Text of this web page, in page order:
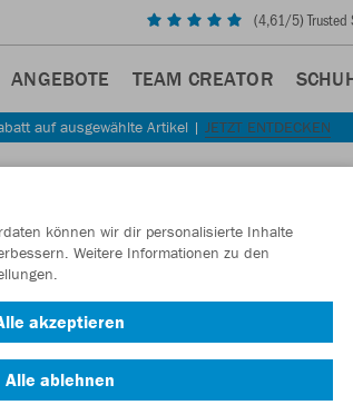
(4,61/5) Trusted
ANGEBOTE TEAM CREATOR
auf ausgewählte Artikel | JETZT ENTDECKEN
JAKO
-
Lust auf 30% Rabatt
können wir dir personalisierte Inhalte
Weitere Informationen zu den
akzeptieren
Alle ablehnen